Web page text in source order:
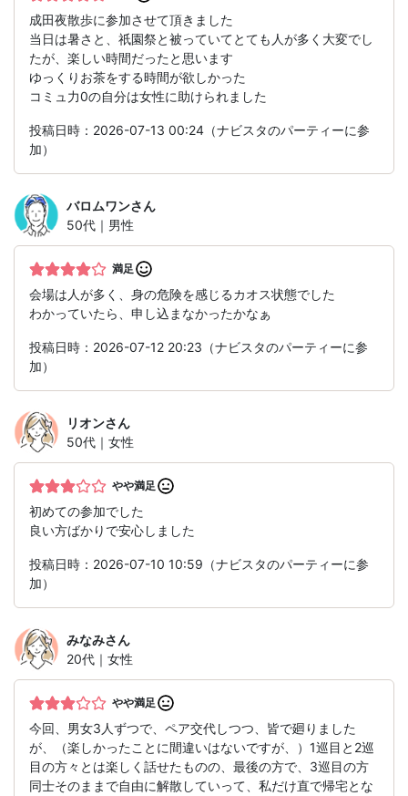
成田夜散歩に参加させて頂きました
当日は暑さと、祇園祭と被っていてとても人が多く大変でし
たが、楽しい時間だったと思います
ゆっくりお茶をする時間が欲しかった
コミュ力0の自分は女性に助けられました
投稿日時：2026-07-13 00:24（ナビスタのパーティーに参
加）
バロムワンさん
50代｜男性
満足
会場は人が多く、身の危険を感じるカオス状態でした
わかっていたら、申し込まなかったかなぁ
投稿日時：2026-07-12 20:23（ナビスタのパーティーに参
加）
リオンさん
50代｜女性
やや満足
初めての参加でした
良い方ばかりで安心しました
投稿日時：2026-07-10 10:59（ナビスタのパーティーに参
加）
みなみさん
20代｜女性
やや満足
今回、男女3人ずつで、ペア交代しつつ、皆で廻りました
が、（楽しかったことに間違いはないですが、）1巡目と2巡
目の方々とは楽しく話せたものの、最後の方で、3巡目の方
同士そのままで自由に解散していって、私だけ直で帰宅とな